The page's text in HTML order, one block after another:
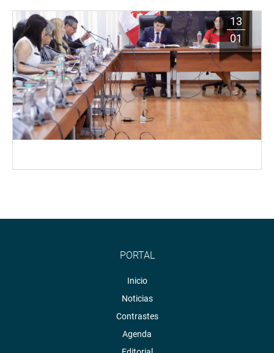
13
01
PORTAL
Inicio
Noticias
Contrastes
Agenda